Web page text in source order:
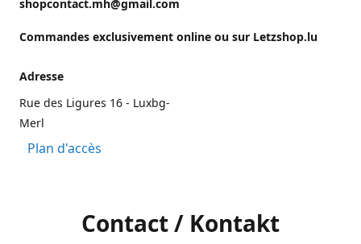
shopcontact.mh@gmail.com
Commandes exclusivement online ou sur Letzshop.lu
Adresse
Rue des Ligures 16 - Luxbg-
Merl
Plan d'accès
Contact / Kontakt